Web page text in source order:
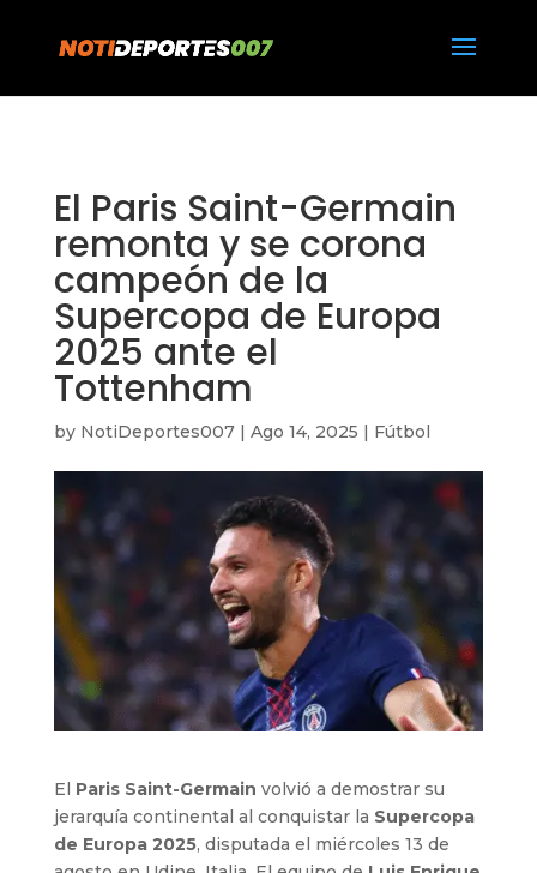
El Paris Saint-Germain
remonta y se corona
campeón de la
Supercopa de Europa
2025 ante el
Tottenham
by NotiDeportes007| Ago 14, 2025 | Fútbol
El Paris Saint-Germain volvió a demostrar su
jerarquía continental al conquistar la Supercopa
de Europa 2025, disputada el miércoles 13 de